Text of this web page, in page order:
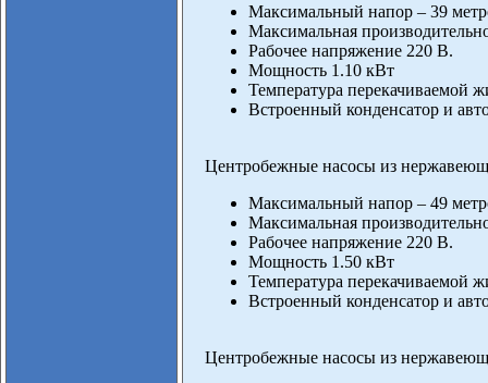
Максимальный напор – 39
Максимальная
Рабочее напряжение 220 В.
Мощность 1.10 кВт
Температура перекачиваемой
Встроенный конденсатор и
Центробежные насосы из
Максимальный напор – 49
Максимальная
Рабочее напряжение 220 В.
Мощность 1.50 кВт
Температура перекачиваемой
Встроенный конденсатор и
Центробежные насосы из